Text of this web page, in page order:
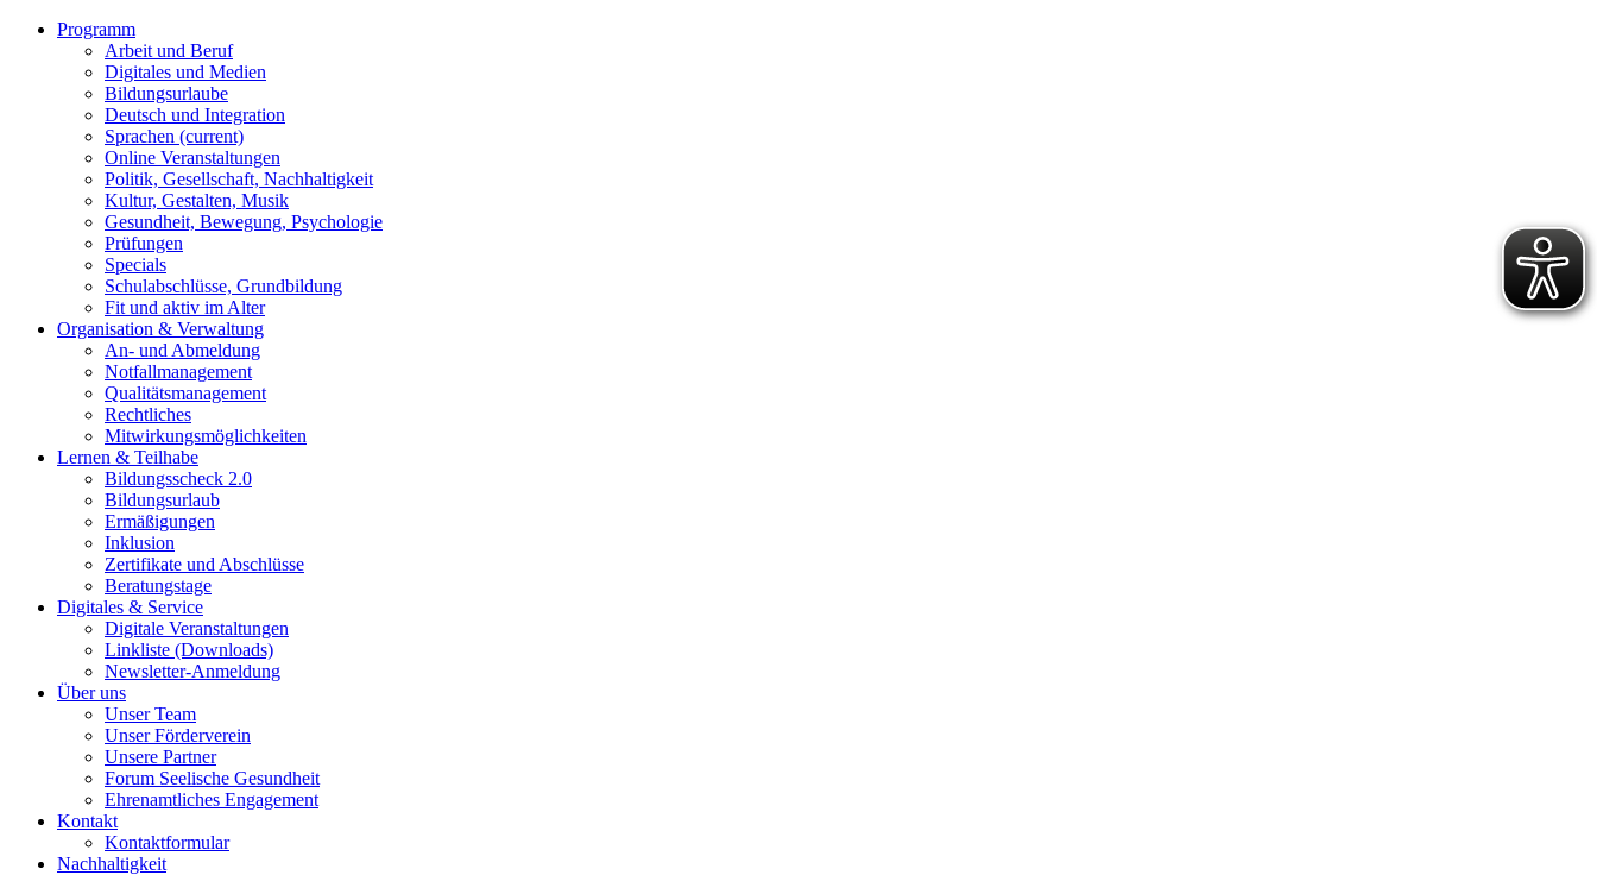
Programm
Arbeit und Beruf
Digitales und Medien
Bildungsurlaube
Deutsch und Integration
Sprachen (current)
Online Veranstaltungen
Politik, Gesellschaft, Nachhaltigkeit
Kultur, Gestalten, Musik
Gesundheit, Bewegung, Psychologie
Prüfungen
Specials
Schulabschlüsse, Grundbildung
Fit und aktiv im Alter
Organisation & Verwaltung
An- und Abmeldung
Notfallmanagement
Qualitätsmanagement
Rechtliches
Mitwirkungsmöglichkeiten
Lernen & Teilhabe
Bildungsscheck 2.0
Bildungsurlaub
Ermäßigungen
Inklusion
Zertifikate und Abschlüsse
Beratungstage
Digitales & Service
Digitale Veranstaltungen
Linkliste (Downloads)
Newsletter-Anmeldung
Über uns
Unser Team
Unser Förderverein
Unsere Partner
Forum Seelische Gesundheit
Ehrenamtliches Engagement
Kontakt
Kontaktformular
Nachhaltigkeit